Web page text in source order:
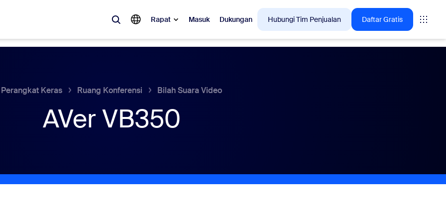
Rapat Masuk Dukungan Hubungi Tim Penjualan Daftar Gratis
Perangkat Keras Ruang Konferensi Bilah Suara Video
AVer VB350